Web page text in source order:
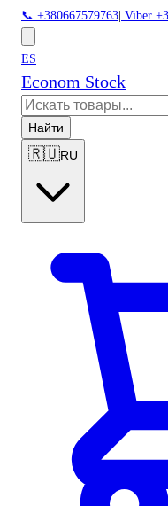
📞 +380667579763 Viber
ES
Econom Stock
Найти
🇷🇺RU